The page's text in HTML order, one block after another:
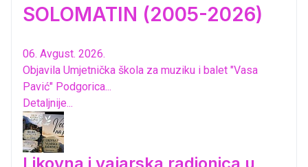
SOLOMATIN (2005-2026)
06. Avgust. 2026.
Objavila Umjetnička škola za muziku i balet "Vasa
Pavić" Podgorica...
Detaljnije...
Likovna i vajarska radionica u